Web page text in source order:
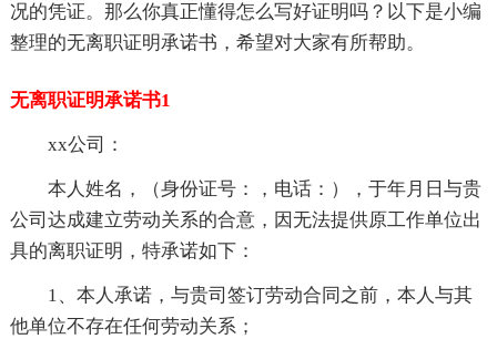
况的凭证。那么你真正懂得怎么写好证明吗？以下是小编
整理的无离职证明承诺书，希望对大家有所帮助。
无离职证明承诺书1
xx公司：
本人姓名，（身份证号：，电话：），于年月日与贵
公司达成建立劳动关系的合意，因无法提供原工作单位出
具的离职证明，特承诺如下：
1、本人承诺，与贵司签订劳动合同之前，本人与其
他单位不存在任何劳动关系；